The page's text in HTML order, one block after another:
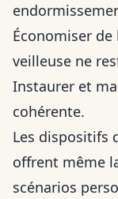
Économiser
veilleuse ne
Instaurer et
cohérente.
Les dispositifs
offrent même
scénarios